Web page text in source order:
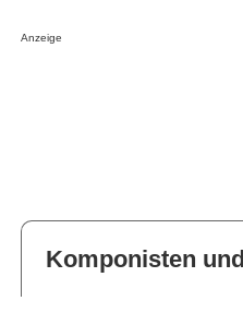
Anzeige
Komponisten